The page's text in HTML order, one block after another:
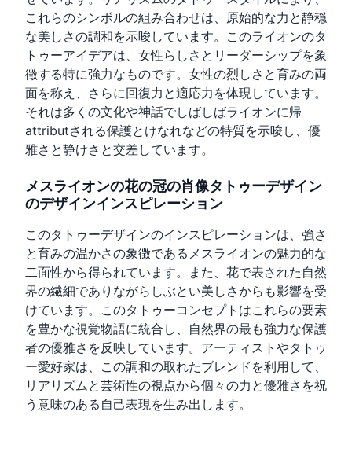
これらのシンボルの組み合わせは、原始的な力と静穏
な美しさの調和を示唆しています。このライオンのタ
トゥーアイデアは、女性らしさとリーダーシップを象
徴する特に強力なものです。女性の烈しさと育みの両
面を称え、さらに回復力と適応力を体現しています。
それは多くの文化や神話でしばしばライオンに帰
attributされる保護とけなれなどの特質を示唆し、優
雅さと静けさと交差しています。
メスライオンの花の冠の肖像タトゥーデザイン
のデザインインスピレーション
このタトゥーデザインのインスピレーションは、強さ
と育みの温かさの象徴であるメスライオンの魅力的な
二面性から得られています。また、花で表された自然
界の繊細でありながらしぶとい美しさからも影響を受
けています。このタトゥーコンセプトはこれらの要素
を豊かな視覚物語に統合し、自然界の最も強力な保護
者の優雅さを反映しています。アーティストやタトゥ
ー愛好家は、この調和の取れたブレンドを利用して、
リアリズムと芸術性の視点から個々の力と優雅さを祝
う意味のある自己表現を生み出します。